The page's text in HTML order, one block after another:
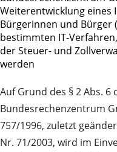
Weiterentwicklung
Bürgerinnen und Bürger
bestimmten IT-
der Steuer- und
werden
Auf Grund des § 2 Abs.
Bundesrechenzentrum
757/1996, zuletzt
Nr. 71/2003, wird im